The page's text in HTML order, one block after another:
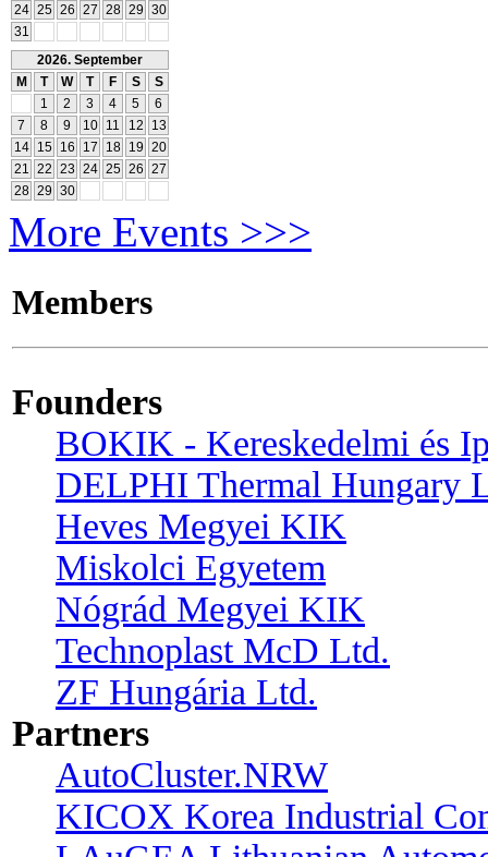
24 25 26 27 28 29 30
31
2026. September
M
T W T F S
S
1
2 3 4 5
6
7
8 9 10 11 12
13
14
15 16 17 18 19 20
21 22 23 24 25 26 27
28 29 30
More Events >>>
Members
Founders
BOKIK - Kereskedelmi és
DELPHI Thermal Hungary
Heves Megyei KIK
Miskolci Egyetem
Nógrád Megyei KIK
Technoplast McD Ltd.
ZF Hungária Ltd.
Partners
AutoCluster.NRW
KICOX Korea Industrial